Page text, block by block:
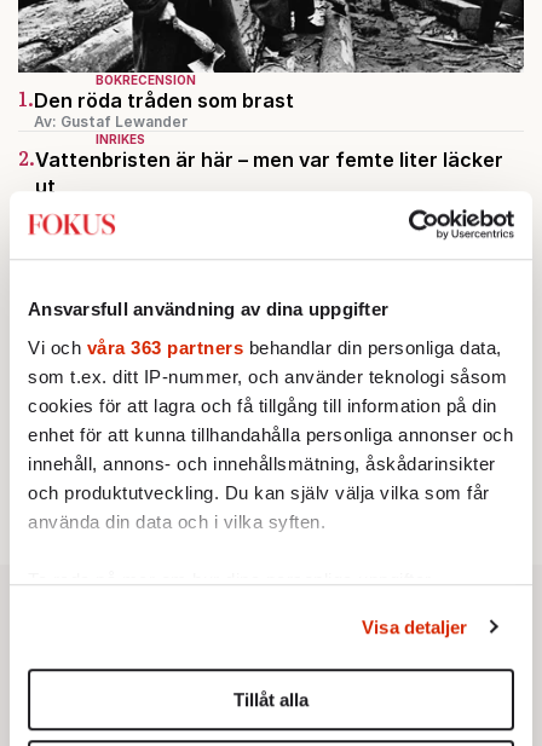
Ansvarsfull användning av dina uppgifter
Vi och våra 363 partners behandlar din personliga data,
som t.ex. ditt IP-nummer, och använder teknologi såsom
cookies för att lagra och få tillgång till information på din
enhet för att kunna tillhandahålla personliga annonser och
innehåll, annons- och innehållsmätning, åskådarinsikter
och produktutveckling. Du kan själv välja vilka som får
använda din data och i vilka syften.
Ta reda på mer om hur dina personliga uppgifter
Du kan ändra eller dra tillbaka ditt samtycke när som
helst från cookie-förklaringen.
Vi använder enhetsidentifierare för att anpassa innehållet
Visa detaljer
Tillåt alla
BOKRECENSION
1.Den röda tråden som brast
Av: Gustaf Lewander
INRIKES
2.Vattenbristen är här – men var femte liter läcker
ut
KRÖNIKA
3. Johan Hakelius:
DN-rubriken visar vad som sägs
4.Nina Lekander:På ”Kommunisthögskolan” drömde
alla om att vara arbetarklass
5.Frans Wachtmeister:Ja, AC är ett hot mot den
franska civilisationen
STICKET
6. Bitte Assarmo:
Sagan om den lågbegåvade
ursprungsbefolkningen i Filipstad